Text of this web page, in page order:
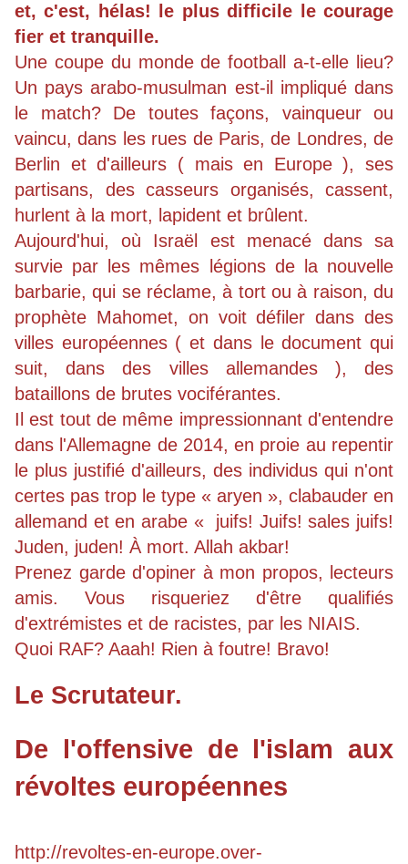
et, c'est, hélas! le plus difficile le courage
fier et tranquille.
Une coupe du monde de football a-t-elle lieu?
Un pays arabo-musulman est-il impliqué dans
le match? De toutes façons, vainqueur ou
vaincu, dans les rues de Paris, de Londres, de
Berlin et d'ailleurs ( mais en Europe ), ses
partisans, des casseurs organisés, cassent,
hurlent à la mort, lapident et brûlent.
Aujourd'hui, où Israël est menacé dans sa
survie par les mêmes légions de la nouvelle
barbarie, qui se réclame, à tort ou à raison, du
prophète Mahomet, on voit défiler dans des
villes européennes ( et dans le document qui
suit, dans des villes allemandes ), des
bataillons de brutes vociférantes.
Il est tout de même impressionnant d'entendre
dans l'Allemagne de 2014, en proie au repentir
le plus justifié d'ailleurs, des individus qui n'ont
certes pas trop le type « aryen », clabauder en
allemand et en arabe « juifs! Juifs! sales juifs!
Juden, juden! À mort. Allah akbar!
Prenez garde d'opiner à mon propos, lecteurs
amis. Vous risqueriez d'être qualifiés
d'extrémistes et de racistes, par les NIAIS.
Quoi RAF? Aaah! Rien à foutre! Bravo!
Le Scrutateur.
De l'offensive de l'islam aux
révoltes européennes
http://revoltes-en-europe.over-